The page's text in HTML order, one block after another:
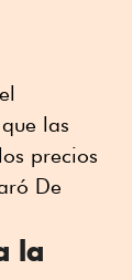
las
precios
De
la